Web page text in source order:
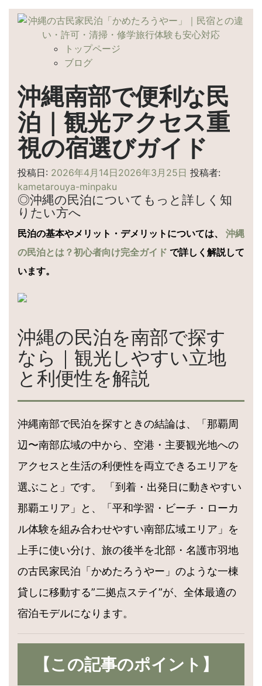
トップページ
ブログ
沖縄南部で便利な民
泊｜観光アクセス重
視の宿選びガイド
投稿日: 2026年4月14日 2026年3月25日 投稿者:
kametarouya-minpaku
◎沖縄の民泊についてもっと詳しく知
りたい方へ
民泊の基本やメリット・デメリットについては、 沖縄
の民泊とは？初心者向け完全ガイド で詳しく解説して
います。
沖縄の民泊を南部で探す
なら｜観光しやすい立地
と利便性を解説
沖縄南部で民泊を探すときの結論は、「那覇周
辺〜南部広域の中から、空港・主要観光地への
アクセスと生活の利便性を両立できるエリアを
選ぶこと」です。 「到着・出発日に動きやすい
那覇エリア」と、「平和学習・ビーチ・ローカ
ル体験を組み合わせやすい南部広域エリア」を
上手に使い分け、旅の後半を北部・名護市羽地
の古民家民泊「かめたろうやー」のような一棟
貸しに移動する”二拠点ステイ”が、全体最適の
宿泊モデルになります。
【この記事のポイント】